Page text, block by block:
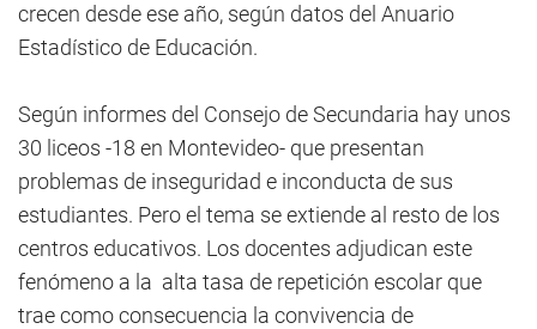
crecen desde ese año, según datos del Anuario
Estadístico de Educación.
Según informes del Consejo de Secundaria hay unos
30 liceos -18 en Montevideo- que presentan
problemas de inseguridad e inconducta de sus
estudiantes. Pero el tema se extiende al resto de los
centros educativos. Los docentes adjudican este
fenómeno a la alta tasa de repetición escolar que
trae como consecuencia la convivencia de